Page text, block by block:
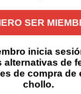
SER
inicia
alternativas de
de compra de
chollo.